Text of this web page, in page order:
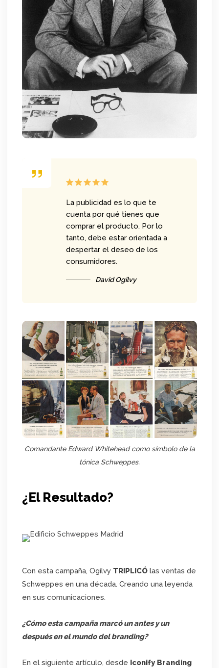
La publicidad es lo que te
cuenta por qué tienes que
comprar el producto. Por lo
tanto, debe estar orientada a
despertar el deseo de los
consumidores.
David Ogilvy
Comandante Edward Whitehead como símbolo de la
tónica Schweppes.
¿El Resultado?
Con esta campaña, Ogilvy TRIPLICÓ las ventas de
Schweppes en una década. Creando una leyenda
en sus comunicaciones.
¿Cómo esta campaña marcó un antes y un
después en el mundo del branding?
En el siguiente artículo, desde Iconify Branding